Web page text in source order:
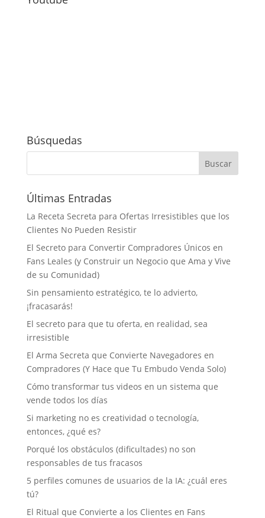
Búsquedas
Últimas Entradas
La Receta Secreta para Ofertas Irresistibles que los
Clientes No Pueden Resistir
El Secreto para Convertir Compradores Únicos en
Fans Leales (y Construir un Negocio que Ama y Vive
de su Comunidad)
Sin pensamiento estratégico, te lo advierto,
¡fracasarás!
El secreto para que tu oferta, en realidad, sea
irresistible
El Arma Secreta que Convierte Navegadores en
Compradores (Y Hace que Tu Embudo Venda Solo)
Cómo transformar tus videos en un sistema que
vende todos los días
Si marketing no es creatividad o tecnología,
entonces, ¿qué es?
Porqué los obstáculos (dificultades) no son
responsables de tus fracasos
5 perfiles comunes de usuarios de la IA: ¿cuál eres
tú?
El Ritual que Convierte a los Clientes en Fans